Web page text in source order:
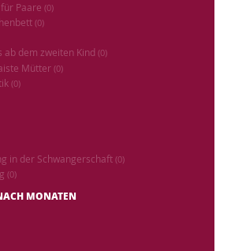
Paare (0)
(0)
dem zweiten Kind (0)
Mütter (0)
(0)
in der Schwangerschaft (0)
(0)
MONATEN